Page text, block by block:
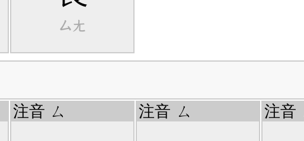
ㄙㄤ
注音 ㄙ 注音 ㄙ 注音